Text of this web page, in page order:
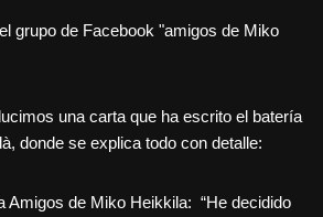
grupo de Facebook "amigos de Miko
una carta que ha escrito el batería
donde se explica todo con detalle:
Amigos de Miko Heikkila: “He decidido